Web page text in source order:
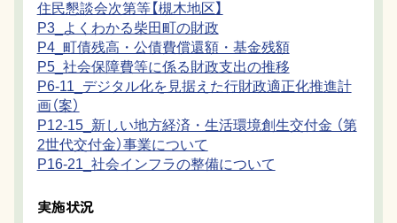
住民懇談会次第等【槻木地区】
P3_よくわかる柴田町の財政
P4_町債残高・公債費償還額・基金残額
P5_社会保障費等に係る財政支出の推移
P6-11_デジタル化を見据えた行財政適正化推進計
画（案）
P12-15_新しい地方経済・生活環境創生交付金 （第
2世代交付金）事業について
P16-21_社会インフラの整備について
実施状況